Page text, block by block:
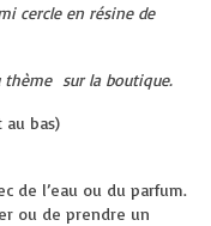
cercle en résine de
thème sur la boutique.
bas)
de l’eau ou du parfum.
ou de prendre un